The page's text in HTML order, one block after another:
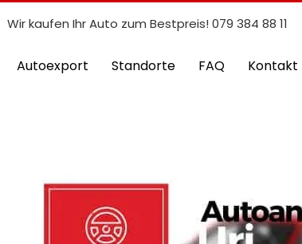
Wir kaufen Ihr Auto zum Bestpreis! 079 384 88 11
Autoexport Standorte FAQ Kontakt